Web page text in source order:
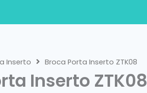
Inserto Broca Porta Inserto ZTK08
Inserto ZTK08